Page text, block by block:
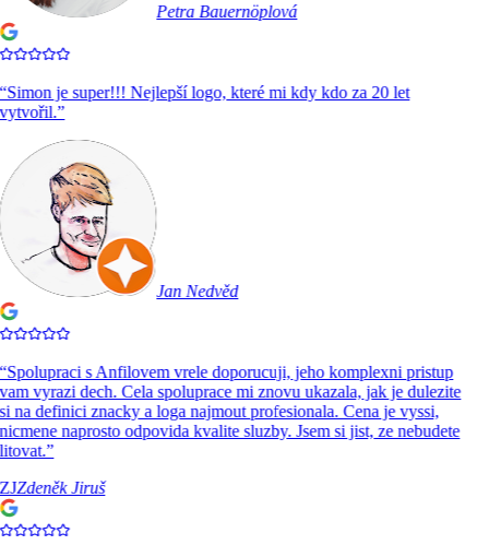
Petra Bauernöplová
Simon je super!!! Nejlepší logo, které mi kdy kdo za 20 let
”
Jan Nedvěd
Spolupraci s Anfilovem vrele doporucuji, jeho komplexni pristup
vyrazi dech. Cela spoluprace mi znovu ukazala, jak je dulezite
na definici znacky a loga najmout profesionala. Cena je vyssi,
naprosto odpovida kvalite sluzby. Jsem si jist, ze nebudete
”
Zdeněk Jiruš